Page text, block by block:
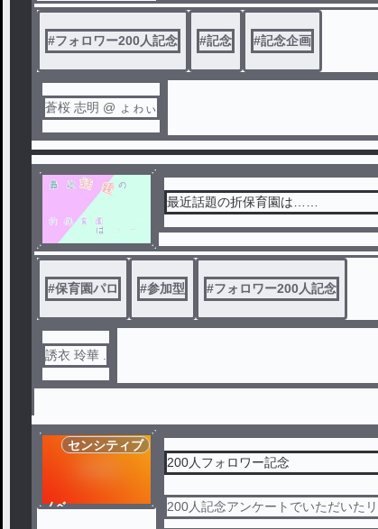
#フォロワー200人記念 #記念 #記念企画
蒼桜 志明 @ ょゎぃ
最近話題の折保育園は……
#保育園パロ #参加型 #フォロワー200人記念
誘衣 玲華 .
ノベ
センシティブ
200人フォロワー記念
200人記念アンケートでいただいた